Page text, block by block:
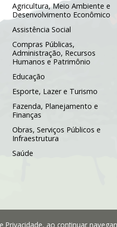
Agricultura, Meio Ambiente e
Desenvolvimento Econômico
Assistência Social
Compras Públicas,
Administração, Recursos
Humanos e Patrimônio
Educação
Esporte, Lazer e Turismo
Fazenda, Planejamento e
Finanças
Obras, Serviços Públicos e
Infraestrutura
Saúde
Privacidade, ao continuar